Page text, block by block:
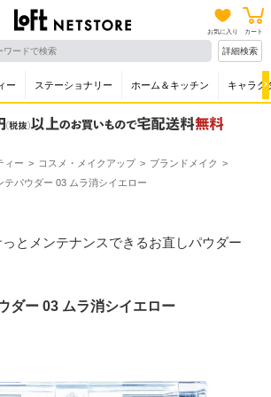
お気に入り カート
詳細検索
ー ステーショナリー ホーム＆キッチン キャラク
ィー コスメ・メイクアップ
ブランドメイク
テパウダー 03 ムラ消シイエロー
とメンテナンスできるお直しパウダー
ダー 03 ムラ消シイエロー